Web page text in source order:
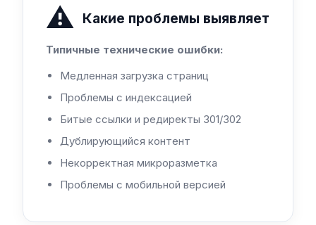
⚠️ Какие проблемы выявляет
Типичные технические ошибки:
Медленная загрузка страниц
Проблемы с индексацией
Битые ссылки и редиректы 301/302
Дублирующийся контент
Некорректная микроразметка
Проблемы с мобильной версией